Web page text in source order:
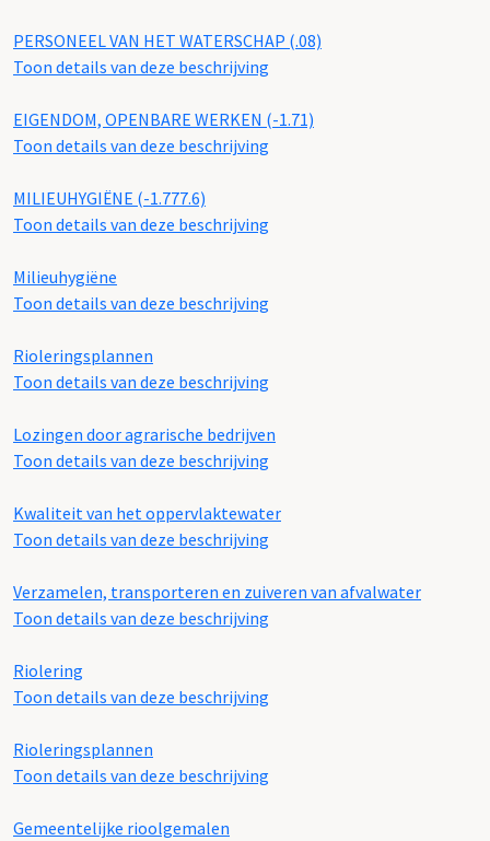
PERSONEEL VAN HET WATERSCHAP (.08)
Toon details van deze beschrijving
EIGENDOM, OPENBARE WERKEN (-1.71)
Toon details van deze beschrijving
MILIEUHYGIËNE (-1.777.6)
Toon details van deze beschrijving
Milieuhygiëne
Toon details van deze beschrijving
Rioleringsplannen
Toon details van deze beschrijving
Lozingen door agrarische bedrijven
Toon details van deze beschrijving
Kwaliteit van het oppervlaktewater
Toon details van deze beschrijving
Verzamelen, transporteren en zuiveren van afvalwater
Toon details van deze beschrijving
Riolering
Toon details van deze beschrijving
Rioleringsplannen
Toon details van deze beschrijving
Gemeentelijke rioolgemalen